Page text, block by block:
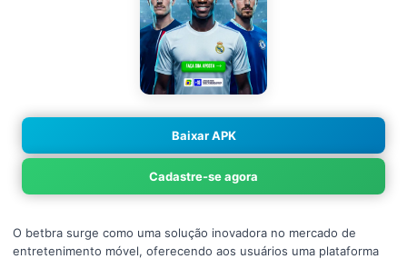
Baixar APK
Cadastre-se agora
O betbra surge como uma solução inovadora no mercado de
entretenimento móvel, oferecendo aos usuários uma plataforma